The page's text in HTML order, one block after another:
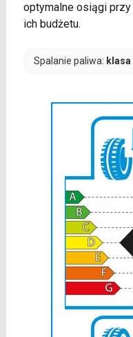
optymalne osiągi
ich budżetu.
Spalanie paliwa: klasa